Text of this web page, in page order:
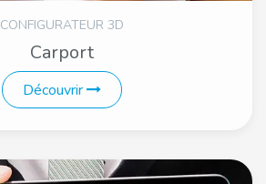
CONFIGURATEUR 3D
Carport
Découvrir